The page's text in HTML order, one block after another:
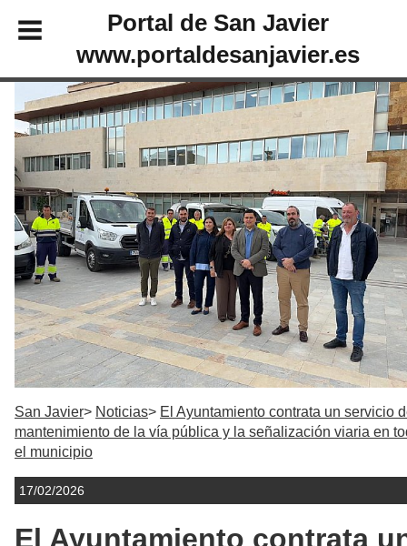
Portal de San Javier
www.portaldesanjavier.es
San Javier Noticias
El Ayuntamiento contrata un servicio
mantenimiento de la vía pública y la señalización viaria en
el municipio
17/02/2026
El Ayuntamiento contrata